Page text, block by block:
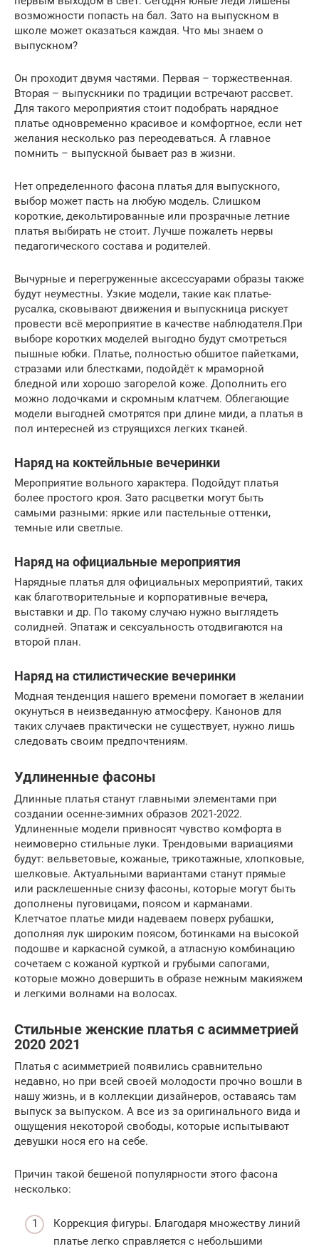
возможности попасть на бал. Зато на выпускном в
школе может оказаться каждая. Что мы знаем о
выпускном?
Он проходит двумя частями. Первая – торжественная.
Вторая – выпускники по традиции встречают рассвет.
Для такого мероприятия стоит подобрать нарядное
платье одновременно красивое и комфортное, если нет
желания несколько раз переодеваться. А главное
помнить – выпускной бывает раз в жизни.
Нет определенного фасона платья для выпускного,
выбор может пасть на любую модель. Слишком
короткие, декольтированные или прозрачные летние
платья выбирать не стоит. Лучше пожалеть нервы
педагогического состава и родителей.
Вычурные и перегруженные аксессуарами образы также
будут неуместны. Узкие модели, такие как платье-
русалка, сковывают движения и выпускница рискует
провести всё мероприятие в качестве наблюдателя.При
выборе коротких моделей выгодно будут смотреться
пышные юбки. Платье, полностью обшитое пайетками,
стразами или блестками, подойдёт к мраморной
бледной или хорошо загорелой коже. Дополнить его
можно лодочками и скромным клатчем. Облегающие
модели выгодней смотрятся при длине миди, а платья в
пол интересней из струящихся легких тканей.
Наряд на коктейльные вечеринки
Мероприятие вольного характера. Подойдут платья
более простого кроя. Зато расцветки могут быть
самыми разными: яркие или пастельные оттенки,
темные или светлые.
Наряд на официальные мероприятия
Нарядные платья для официальных мероприятий, таких
как благотворительные и корпоративные вечера,
выставки и др. По такому случаю нужно выглядеть
солидней. Эпатаж и сексуальность отодвигаются на
второй план.
Наряд на стилистические вечеринки
Модная тенденция нашего времени помогает в желании
окунуться в неизведанную атмосферу. Канонов для
таких случаев практически не существует, нужно лишь
следовать своим предпочтениям.
Удлиненные фасоны
Длинные платья станут главными элементами при
создании осенне-зимних образов 2021-2022.
Удлиненные модели привносят чувство комфорта в
неимоверно стильные луки. Трендовыми вариациями
будут: вельветовые, кожаные, трикотажные, хлопковые,
шелковые. Актуальными вариантами станут прямые
или расклешенные снизу фасоны, которые могут быть
дополнены пуговицами, поясом и карманами.
Клетчатое платье миди надеваем поверх рубашки,
дополняя лук широким поясом, ботинками на высокой
подошве и каркасной сумкой, а атласную комбинацию
сочетаем с кожаной курткой и грубыми сапогами,
которые можно довершить в образе нежным макияжем
и легкими волнами на волосах.
Стильные женские платья с асимметрией
2020 2021
Платья с асимметрией появились сравнительно
недавно, но при всей своей молодости прочно вошли в
нашу жизнь, и в коллекции дизайнеров, оставаясь там
выпуск за выпуском. А все из за оригинального вида и
ощущения некоторой свободы, которые испытывают
девушки нося его на себе.
Причин такой бешеной популярности этого фасона
несколько:
Коррекция фигуры. Благодаря множеству линий
платье легко справляется с небольшими